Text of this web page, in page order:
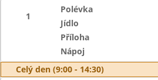
1
Polévka
Jídlo
Příloha
Nápoj
Celý den (9:00 - 14:30)